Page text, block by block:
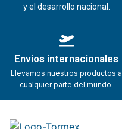
y el desarrollo nacional.
Envios internacionales
Llevamos nuestros productos a
cualquier parte del mundo.